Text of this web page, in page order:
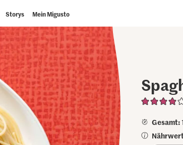
Storys Mein Migusto
Gesamt: